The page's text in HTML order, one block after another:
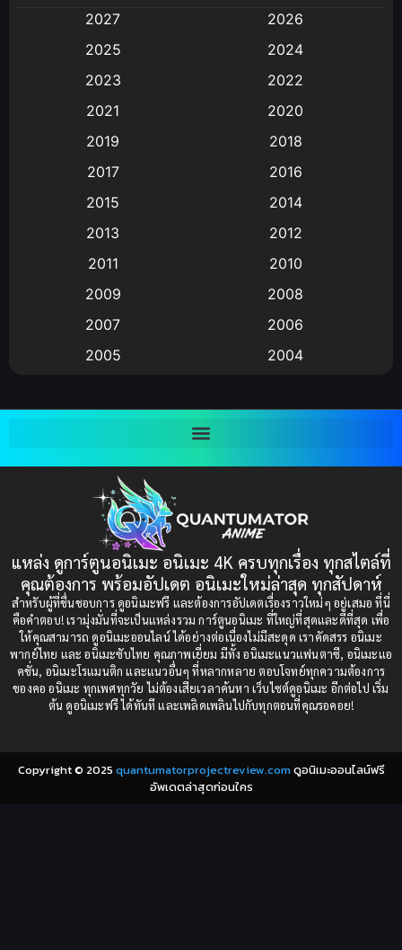
Animation การ์ตูน
Animation อนิเมะ
Animation แอนิเมชัน
(9)
Big tits (นมใหญ่)
Bitch (ผู้หญิงร่าน)
Bondage (ทาส)(1)
(1)
Censored (เซ็นเซอร์)(19)
Comedy (ตลก)(235)
Comedy (ตลก)(85)
Comic Book การ์ตูน(1)
Coming-of-Age ก้าวผ่านวัย(6)
2027
2026
2025
2024
2023
2022
2021
2020
2019
2018
2017
2016
2015
2014
2013
2012
2011
2010
2009
2008
2007
2006
2005
2004
2001
2000
1997
1993
1991
1989
1988
1987
1985
1984
1983
1982
1981
1980
1979
แหล่ง ดูการ์ตูนอนิเมะ อนิเมะ 4K ครบทุกเรื่อง ทุกสไตล์ที่
คุณต้องการ พร้อมอัปเดต อนิเมะใหม่ล่าสุด ทุกสัปดาห์
สำหรับผู้ที่ชื่นชอบการ ดูอนิเมะฟรี และต้องการอัปเดตเรื่องราวใหม่ๆ อยู่เสมอ ที่นี่
คือคำตอบ! เรามุ่งมั่นที่จะเป็นแหล่งรวม การ์ตูนอนิเมะ ที่ใหญ่ที่สุดและดีที่สุด เพื่อ
ให้คุณสามารถ ดูอนิเมะออนไลน์ ได้อย่างต่อเนื่องไม่มีสะดุด เราคัดสรร อนิเมะ
พากย์ไทย และ อนิเมะซับไทย คุณภาพเยี่ยม มีทั้ง อนิเมะแนวแฟนตาซี, อนิเมะแอ
คชั่น, อนิเมะโรแมนติก และแนวอื่นๆ ที่หลากหลาย ตอบโจทย์ทุกความต้องการ
ของคอ อนิเมะ ทุกเพศทุกวัย ไม่ต้องเสียเวลาค้นหา เว็บไซต์ดูอนิเมะ อีกต่อไป เริ่ม
ต้น ดูอนิเมะฟรี ได้ทันที และเพลิดเพลินไปกับทุกตอนที่คุณรอคอย!
Copyright © 2025 quantumatorprojectreview.comดูอนิเมะออนไลน์ฟรี
อัพเดตล่าสุดก่อนใคร